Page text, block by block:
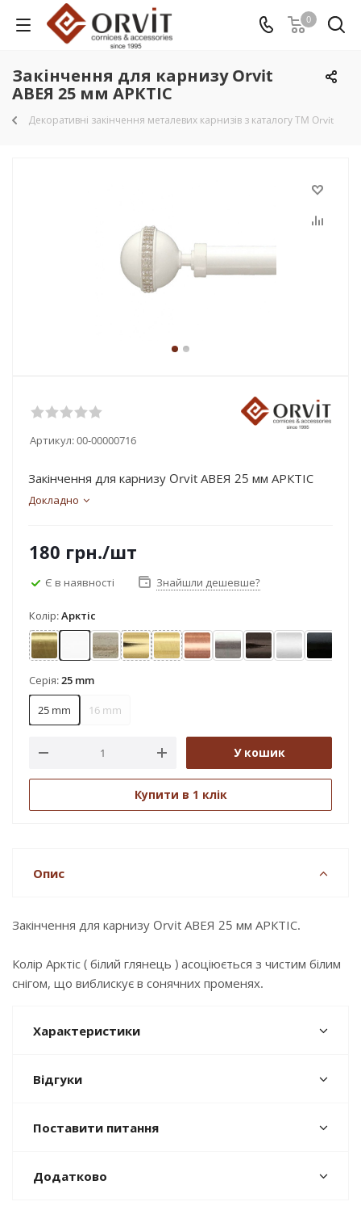
0
Закінчення для карнизу Orvit
АВЕЯ 25 мм АРКТІС
Декоративні закінчення металевих карнизів з каталогу TM Orvit
Артикул:00-00000716
Закінчення для карнизу Orvit АВЕЯ 25 мм АРКТІС
Докладно
180 грн./шт
Є в наявності Знайшли дешевше?
Колір:Арктіс
Антик АрктісБіле золото (матове)
ЗолотоЗолото матове
МідьНержавіюча сталь
ОніксСатин
Серія:25 mm
25 mm 16 mm
У кошик
Купити в 1 клік
Опис
Закінчення для карнизу Orvit АВЕЯ 25 мм АРКТІС.
Колір Арктіс ( білий глянець ) асоціюється з чистим білим
снігом, що виблискує в сонячних променях.
Характеристики
Відгуки
Поставити питання
Додатково